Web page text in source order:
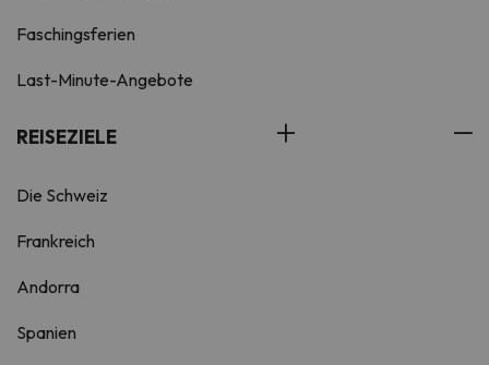
Faschingsferien
Last-Minute-Angebote
REISEZIELE
Die Schweiz
Frankreich
Andorra
Spanien